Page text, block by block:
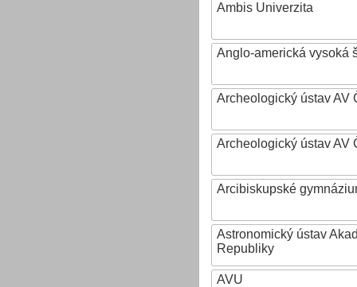
Ambis Univerzita
Anglo-americká vysoká
Archeologický ústav AV
Archeologický ústav AV
Arcibiskupské
Astronomický ústav
Republiky
AVU